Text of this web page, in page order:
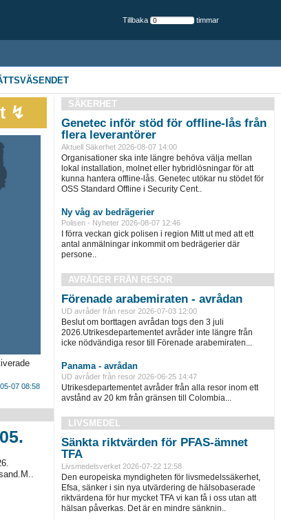
Tillbaka timmar
↯
07 08:58
SÄKERHET
Genetec inför stöd för offline-lås från
flera leverantörer
Aktuell Säkerhet 2026-08-07 14:00
Organisationer ska inte längre behöva välja mellan
lokal installation, molnet eller hybridlösningar för att
kunna hantera offline-lås. Genetec utökar nu stödet för
OSS Standard Offline i Security Cent..
Ny våg av bedrägerier
Polisen - Nyheter 2026-08-07 12:46
I förra veckan gick polisen i region Mitt ut med att ett
antal anmälningar inkommit om bedrägerier där
persone..
AVRÅDER FRÅN RESOR
Förenade arabemiraten - avrådan
UD avråder från resor 2026-07-03 12:00
Beslut om borttagen avrådan togs den 3 juli
2026.Utrikesdepartementet avråder inte längre från
icke nödvändiga resor till Förenade arabemiraten...
Panama - avrådan
UD avråder från resor 2026-06-25 14:47
Utrikesdepartementet avråder från alla resor inom ett
avstånd av 20 km från gränsen till Colombia...
LIVSMEDEL
Sänkta riktvärden för PFAS-ämnet
TFA
Livsmedelsverket 2026-07-22 12:58
Den europeiska myndigheten för livsmedelssäkerhet,
Efsa, sänker i sin nya utvärdering de hälsobaserade
riktvärdena för hur mycket TFA vi kan få i oss utan att
hälsan påverkas. Det är en mindre sänknin..